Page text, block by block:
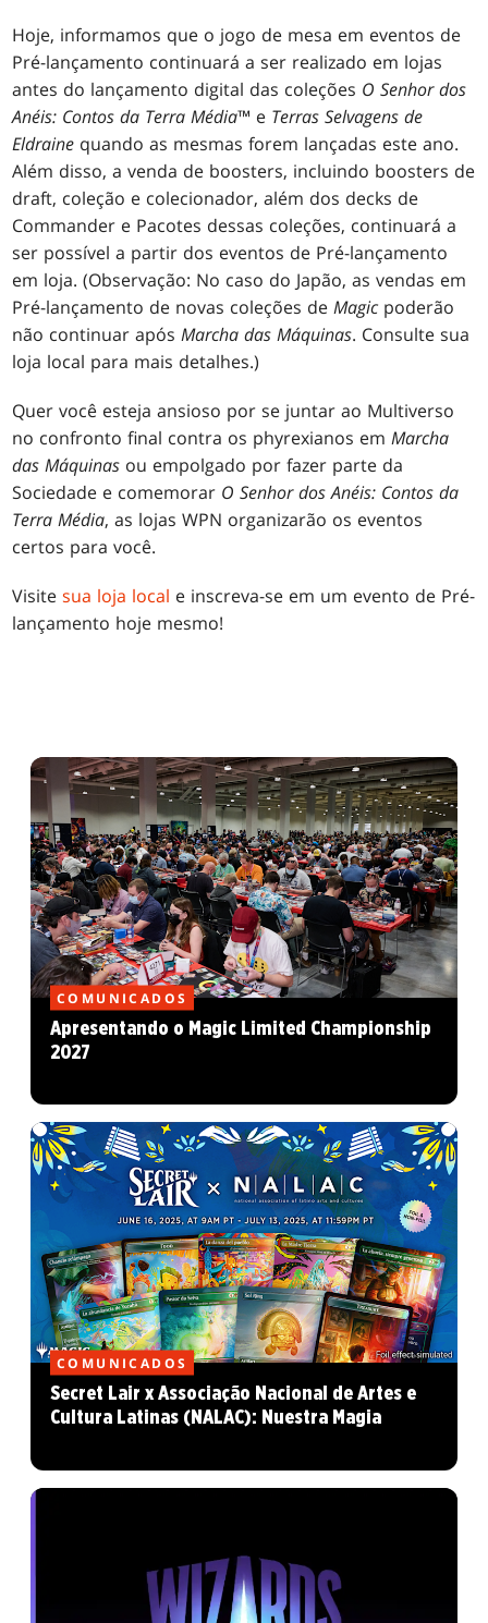
Hoje, informamos que o jogo de mesa em eventos de
Pré-lançamento continuará a ser realizado em lojas
antes do lançamento digital das coleções O Senhor dos
Anéis: Contos da Terra Média™ e Terras Selvagens de
Eldraine quando as mesmas forem lançadas este ano.
Além disso, a venda de boosters, incluindo boosters de
draft, coleção e colecionador, além dos decks de
Commander e Pacotes dessas coleções, continuará a
ser possível a partir dos eventos de Pré-lançamento
em loja. (Observação: No caso do Japão, as vendas em
Pré-lançamento de novas coleções deMagic poderão
não continuar apósMarcha das Máquinas. Consulte sua
loja local para mais detalhes.)
Quer você esteja ansioso por se juntar ao Multiverso
no confronto final contra os phyrexianos emMarcha
das Máquinas ou empolgado por fazer parte da
Sociedade e comemorar O Senhor dos Anéis: Contos da
Terra Média, as lojas WPN organizarão os eventos
certos para você.
Visitesua loja local e inscreva-se em um evento de Pré-
lançamento hoje mesmo!
COMUNICADOS
Apresentando o Magic Limited Championship
2027
COMUNICADOS
Secret Lair x Associação Nacional de Artes e
Cultura Latinas (NALAC): Nuestra Magia